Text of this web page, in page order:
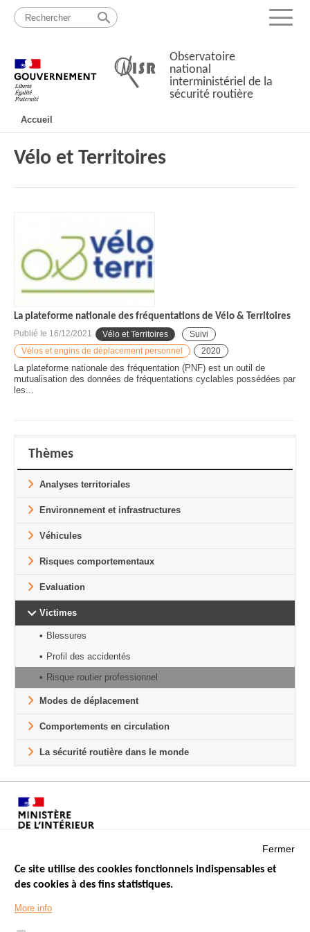
Passer
contenu
Menu
Observatoire
national
interministériel de la
sécurité routière
principale
Accueil
Vélo et Territoires
La plateforme nationale des fréquentations de Vélo & Territoires
Publié le 16/12/2021 Vélo et Territoires
Suivi
Vélos et engins de déplacement personnel
2020
La plateforme nationale des fréquentation (PNF) est un outil de
mutualisation des données de fréquentations cyclables possédées par
les...
Thèmes
Analyses territoriales
Environnement et infrastructures
Véhicules
Risques comportementaux
Evaluation
Victimes
Blessures
Profil des accidentés
Risque routier professionnel
Modes de déplacement
Comportements en circulation
La sécurité routière dans le monde
Menu
Footer
LES SITES PUBLICS
ÉTAT DE L’INSÉCURITÉ ROUTIÈRE
Fermer
Ce site utilise des cookies fonctionnels indispensables et
des cookies à des fins statistiques.
More info